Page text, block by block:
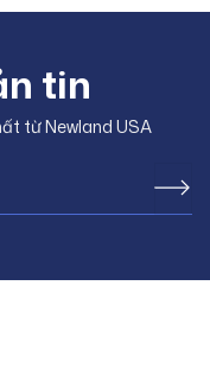
thực hiện “giấc mơ Mỹ”.
tin
từ Newland USA